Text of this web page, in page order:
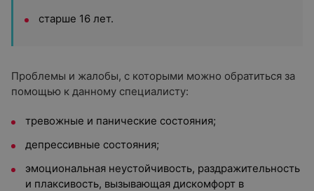
старше 16 лет.
Проблемы и жалобы, с которыми можно обратиться за
помощью к данному специалисту:
тревожные и панические состояния;
депрессивные состояния;
эмоциональная неустойчивость, раздражительность
и плаксивость, вызывающая дискомфорт в